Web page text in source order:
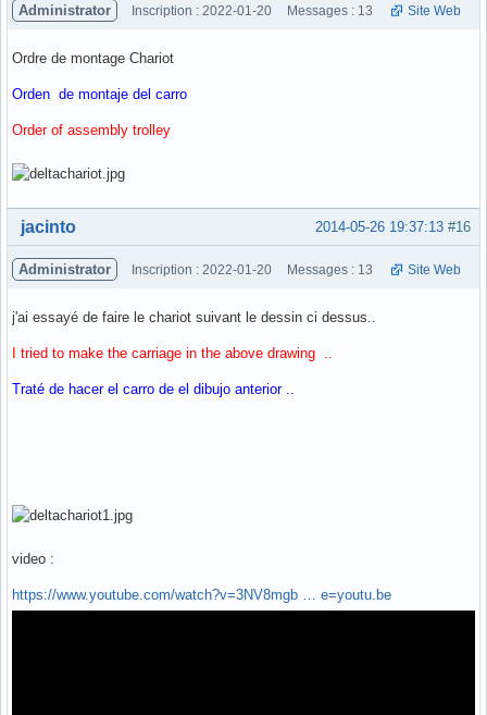
Administrator Inscription : 2022-01-20 Messages : 13 Site Web
Ordre de montage Chariot
Orden de montaje del carro
Order of assembly trolley
Hors ligne #16
2014-05-26 19:37:13
jacinto
Administrator Inscription : 2022-01-20 Messages : 13 Site Web
j'ai essayé de faire le chariot suivant le dessin ci dessus..
I tried to make the carriage in the above drawing ..
Traté de hacer el carro de el dibujo anterior ..
video :
https://www.youtube.com/watch?v=3NV8mgb … e=youtu.be